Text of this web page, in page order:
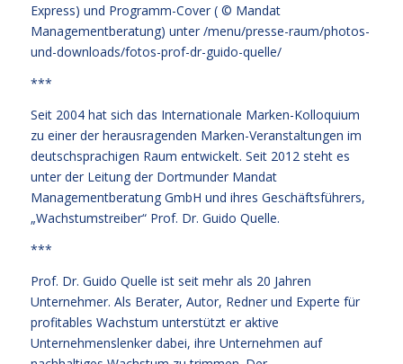
Express) und Programm-Cover ( © Mandat
Managementberatung) unter /menu/presse-raum/photos-
und-downloads/fotos-prof-dr-guido-quelle/
***
Seit 2004 hat sich das Internationale Marken-Kolloquium
zu einer der herausragenden Marken-Veranstaltungen im
deutschsprachigen Raum entwickelt. Seit 2012 steht es
unter der Leitung der Dortmunder Mandat
Managementberatung GmbH und ihres Geschäftsführers,
„Wachstumstreiber“ Prof. Dr. Guido Quelle.
***
Prof. Dr. Guido Quelle ist seit mehr als 20 Jahren
Unternehmer. Als Berater, Autor, Redner und Experte für
profitables Wachstum unterstützt er aktive
Unternehmenslenker dabei, ihre Unternehmen auf